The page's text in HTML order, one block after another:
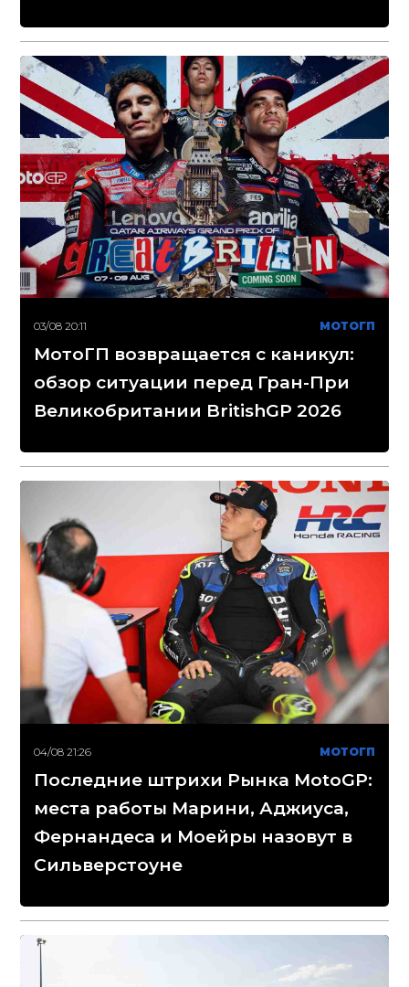
03/08 20:11 МОТОГП
МотоГП возвращается с каникул:
обзор ситуации перед Гран-При
Великобритании BritishGP 2026
04/08 21:26 МОТОГП
Последние штрихи Рынка MotoGP:
места работы Марини, Аджиуса,
Фернандеса и Моейры назовут в
Сильверстоуне